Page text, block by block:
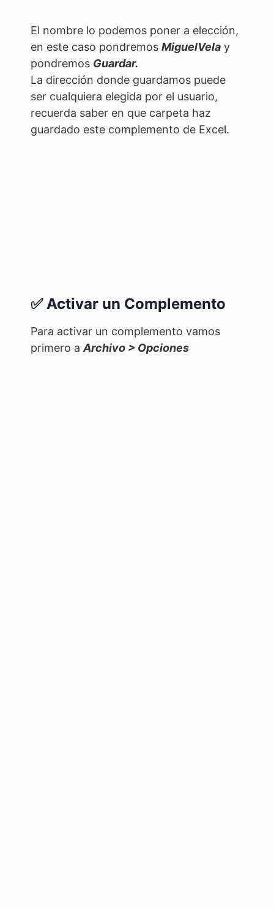
El nombre lo podemos poner a elección,
en este caso pondremos MiguelVela y
pondremos Guardar.
La dirección donde guardamos puede
ser cualquiera elegida por el usuario,
recuerda saber en que carpeta haz
guardado este complemento de Excel.
✅ Activar un Complemento
Para activar un complemento vamos
primero a Archivo > Opciones